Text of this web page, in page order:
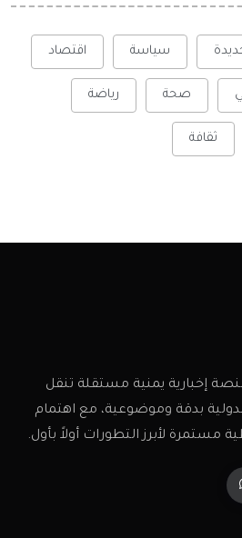
سياسة اقتصاد
صحة رياضة
ثقافة
إخبارية يمنية مستقلة تنقل
بدقة وموضوعية، مع اهتمام
مستمرة لأبرز التطورات أولاً بأول.